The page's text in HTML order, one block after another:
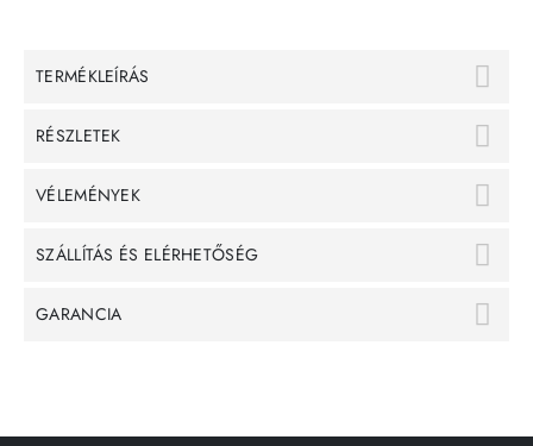
TERMÉKLEÍRÁS
RÉSZLETEK
VÉLEMÉNYEK
SZÁLLÍTÁS ÉS ELÉRHETŐSÉG
GARANCIA